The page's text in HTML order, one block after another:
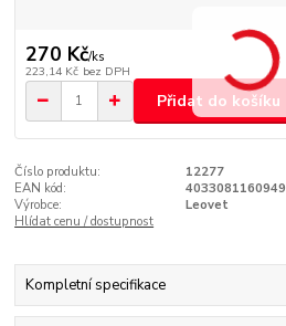
270 Kč/ks
223,14 Kč bez DPH
Přidat do košíku
Číslo produktu:
12277
EAN kód:
4033081160949
Výrobce:
Leovet
Hlídat cenu / dostupnost
Kompletní specifikace